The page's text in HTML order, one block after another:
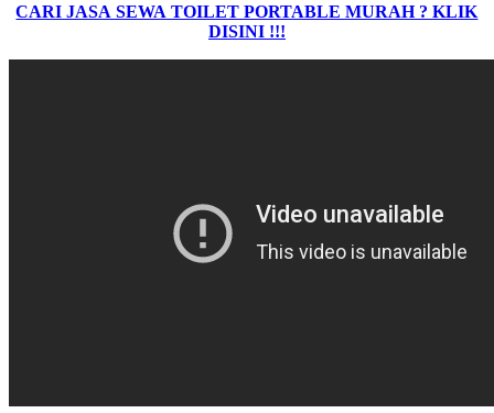
CARI JASA SEWA TOILET PORTABLE MURAH ? KLIK
DISINI !!!